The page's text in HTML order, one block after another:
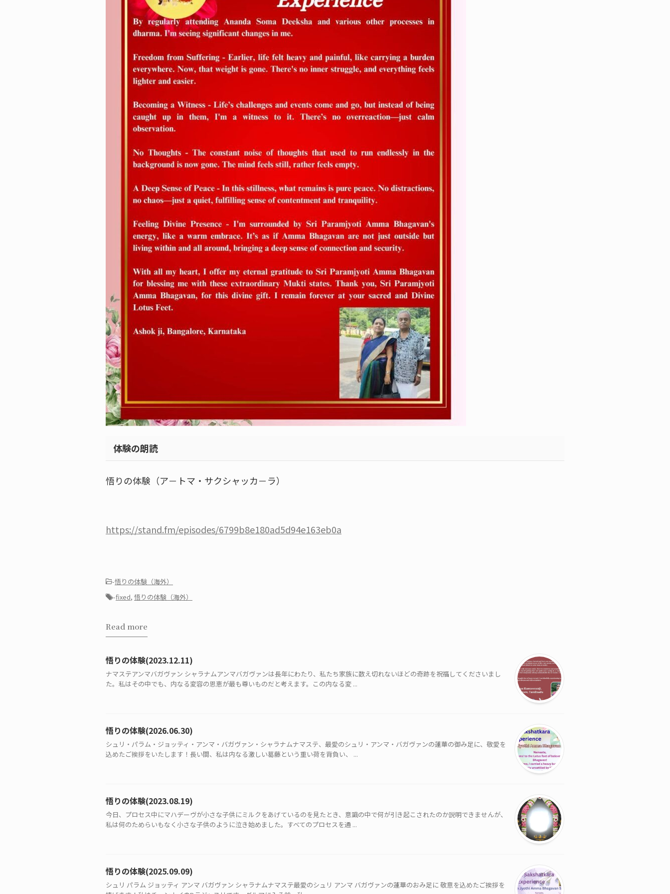
体験の朗読
悟りの体験（ア－トマ・サクシャッカ－ラ）
https://stand.fm/episodes/6799b8e180ad5d94e163eb0a
-悟りの体験（海外）
-fixed, 悟りの体験（海外）
Read more
悟りの体験(2023.12.11)
ナマステアンマバガヴァン シャラナムアンマバガヴァンは長年にわたり、私たち家族に数え切れないほどの奇跡を祝福してくださいまし
た。私はその中でも、内なる変容の恩恵が最も尊いものだと考えます。この内なる変 ...
悟りの体験(2026.06.30)
シュリ・パラム・ジョッティ・アンマ・バガヴァン・シャラナムナマステ、最愛のシュリ・アンマ・バガヴァンの蓮華の御み足に、敬愛を
込めたご挨拶をいたします！長い間、私は内なる激しい葛藤という重い荷を背負い、 ...
悟りの体験(2023.08.19)
今日、プロセス中にマハデーヴが小さな子供にミルクをあげているのを見たとき、意識の中で何が引き起こされたのか説明できませんが、
私は何のためらいもなく小さな子供のように泣き始めました。すべてのプロセスを通 ...
悟りの体験(2025.09.09)
シュリ パラム ジョッティ アンマ バガヴァン シャラナムナマステ最愛のシュリ アンマ バガヴァンの蓮華のおみ足に 敬意を込めたご挨拶を